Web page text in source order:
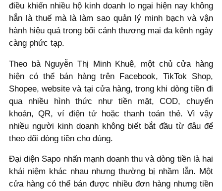
điều khiến nhiều hộ kinh doanh lo ngại hiện nay không
hẳn là thuế mà là làm sao quản lý minh bạch và vận
hành hiệu quả trong bối cảnh thương mại đa kênh ngày
càng phức tạp.
Theo bà Nguyễn Thị Minh Khuê, một chủ cửa hàng
hiện có thể bán hàng trên Facebook, TikTok Shop,
Shopee, website và tại cửa hàng, trong khi dòng tiền đi
qua nhiều hình thức như tiền mặt, COD, chuyển
khoản, QR, ví điện tử hoặc thanh toán thẻ. Vì vậy
nhiều người kinh doanh không biết bắt đầu từ đâu để
theo dõi dòng tiền cho đúng.
Đại diện Sapo nhấn mạnh doanh thu và dòng tiền là hai
khái niệm khác nhau nhưng thường bị nhầm lẫn. Một
cửa hàng có thể bán được nhiều đơn hàng nhưng tiền